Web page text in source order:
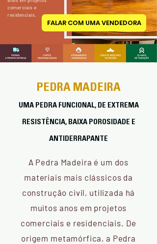
comerciais e
residenciais.
FALAR COM UMA VENDEDORA
PEDRA MADEIRA
UMA PEDRA FUNCIONAL, DE EXTREMA
RESISTÊNCIA, BAIXA POROSIDADE E
ANTIDERRAPANTE
A Pedra Madeira é um dos
materiais mais clássicos da
construção civil, utilizada há
muitos anos em projetos
comerciais e residenciais. De
origem metamórfica, a Pedra